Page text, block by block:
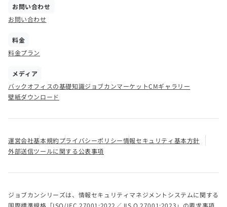
お問い合わせ
お問い合わせ
料金
料金プラン
メディア
バックオフィスの基礎知識ジョブカンマーケットCMギャラリー
壁紙ダウンロード
運営会社基本規約プライバシーポリシー情報セキュリティ基本方針
外部送信ツールに関する公表事項
ジョブカンシリーズは、情報セキュリティマネジメントシステムに関する
国際標準規格「ISO/IEC 27001:2022／JIS Q 27001:2023」の要求事項